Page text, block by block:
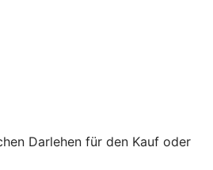
Darlehen für den Kauf oder